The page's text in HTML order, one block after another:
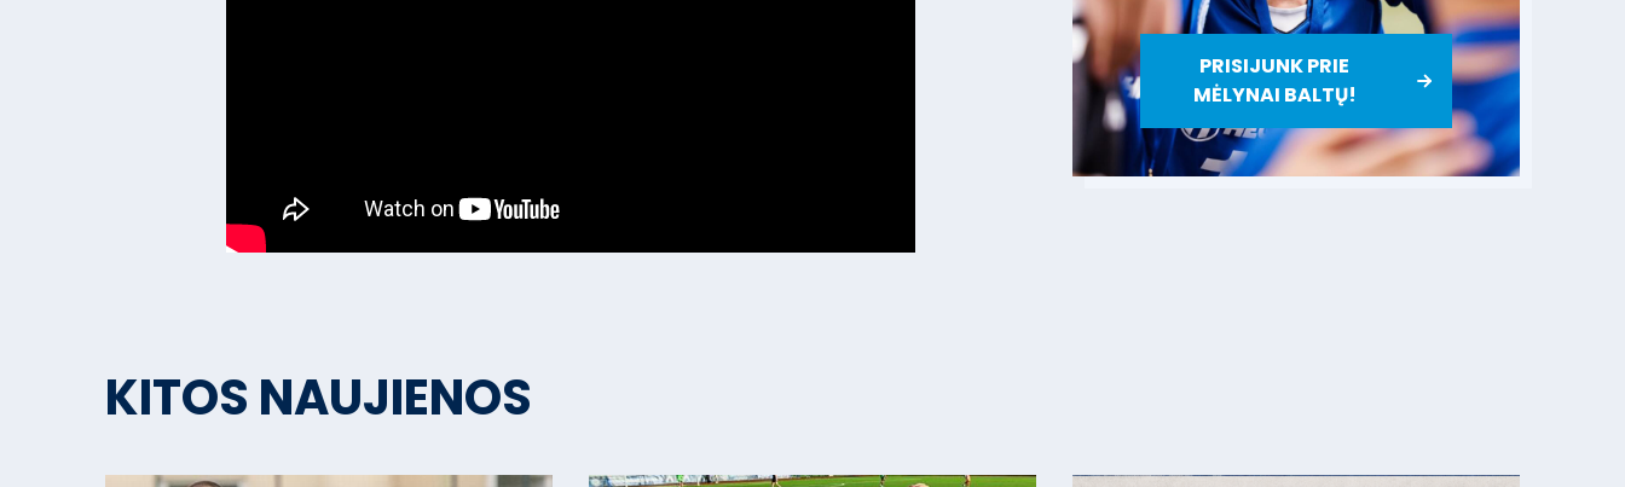
PRISIJUNK PRIE
MĖLYNAI BALTŲ!
KITOS NAUJIENOS